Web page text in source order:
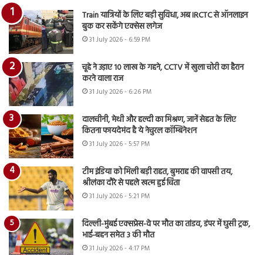
Train यात्रियों के लिए बड़ी सुविधा, अब IRCTC से ऑनलाइन
बुक कर सकेंगे एक्सेस लगेज
31 July 2026 - 6:59 PM
चूहे ने उड़ाए 10 लाख के गहने, CCTV में खुला चोरी का हैरान
करने वाला राज
31 July 2026 - 6:26 PM
दालचीनी, मेथी और हल्दी का मिश्रण, जानें सेहत के लिए
कितना फायदेमंद है ये नेचुरल कॉम्बिनेशन
31 July 2026 - 5:57 PM
टीम इंडिया को मिली बड़ी राहत, बुमराह की वापसी तय,
श्रीलंका दौरे से पहले खत्म हुई चिंता
31 July 2026 - 5:21 PM
दिल्ली-मुंबई एक्सप्रेस-वे पर मौत का तांडव, डंपर में घुसी ट्रक,
भाई-बहन समेत 3 की मौत
31 July 2026 - 4:17 PM